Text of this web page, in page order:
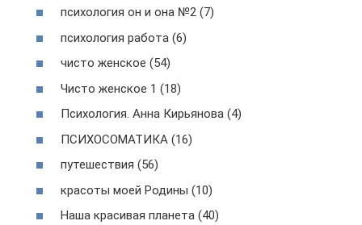
психология он и она №2 (7)
психология работа (6)
чисто женское (54)
Чисто женское 1 (18)
Психология. Анна Кирьянова (4)
ПСИХОСОМАТИКА (16)
путешествия (56)
красоты моей Родины (10)
Наша красивая планета (40)